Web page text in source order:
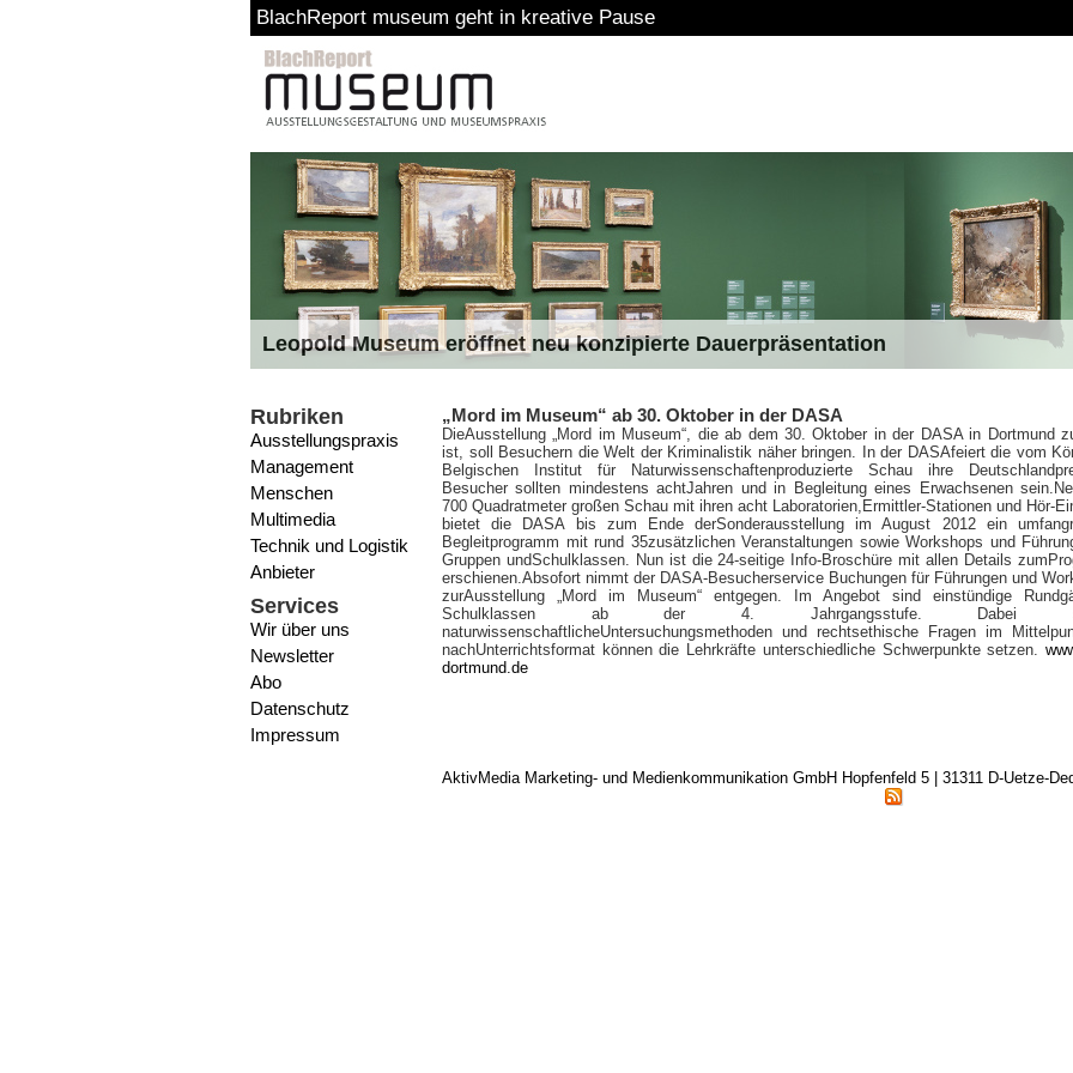
BlachReport museum geht in kreative Pause
Leopold Museum eröffnet neu konzipierte Dauerpräsentation
Rubriken
Ausstellungspraxis
Management
Menschen
Multimedia
Technik und Logistik
Anbieter
Services
Wir über uns
Newsletter
Abo
Datenschutz
Impressum
„Mord im Museum“ ab 30. Oktober in der DASA
DieAusstellung „Mord im Museum“, die ab dem 30. Oktober in der DASA in Dortmund
ist, soll Besuchern die Welt der Kriminalistik näher bringen. In der DASAfeiert die vom
Belgischen Institut für Naturwissenschaftenproduzierte Schau ihre
Besucher sollten mindestens achtJahren und in Begleitung eines Erwachsenen
700 Quadratmeter großen Schau mit ihren acht Laboratorien,Ermittler-Stationen und Hör-
bietet die DASA bis zum Ende derSonderausstellung im August 2012 ein
Begleitprogramm mit rund 35zusätzlichen Veranstaltungen sowie Workshops und
Gruppen undSchulklassen. Nun ist die 24-seitige Info-Broschüre mit allen Details
erschienen.Absofort nimmt der DASA-Besucherservice Buchungen für Führungen und
zurAusstellung „Mord im Museum“ entgegen. Im Angebot sind einstündige
Schulklassen ab der 4. Jahrgangsstufe. Dabei
naturwissenschaftlicheUntersuchungsmethoden und rechtsethische Fragen im
nachUnterrichtsformat können die Lehrkräfte unterschiedliche Schwerpunkte setzen.
dortmund.de
AktivMedia Marketing- und Medienkommunikation GmbH Hopfenfeld 5 | 31311 D-Uetze-